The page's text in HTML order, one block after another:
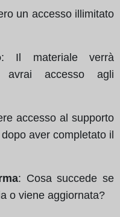
un accesso illimitato
: Il materiale verrà
accesso agli
accesso al supporto
aver completato il
: Cosa succede se
o viene aggiornata?